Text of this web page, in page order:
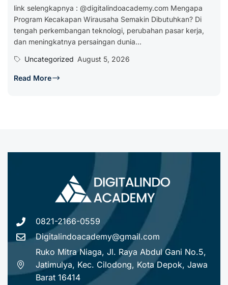
link selengkapnya : @digitalindoacademy.com Mengapa
Program Kecakapan Wirausaha Semakin Dibutuhkan? Di
tengah perkembangan teknologi, perubahan pasar kerja,
dan meningkatnya persaingan dunia...
Uncategorized August 5, 2026
Read More
0821-2166-0559
Digitalindoacademy@gmail.com
Ruko Mitra Niaga, Jl. Raya Abdul Gani No.5,
Jatimulya, Kec. Cilodong, Kota Depok, Jawa
Barat 16414